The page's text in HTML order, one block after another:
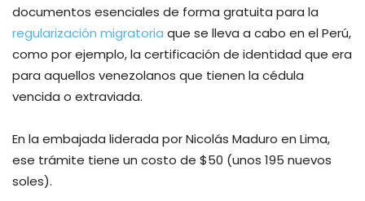
documentos esenciales de forma gratuita para la
regularización migratoria que se lleva a cabo en el Perú,
como por ejemplo, la certificación de identidad que era
para aquellos venezolanos que tienen la cédula
vencida o extraviada.
En la embajada liderada por Nicolás Maduro en Lima,
ese trámite tiene un costo de $50 (unos 195 nuevos
soles).